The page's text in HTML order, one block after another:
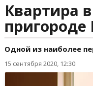
Квартира
пригороде
Одной из наиболее
15 сентября 2020, 12:30